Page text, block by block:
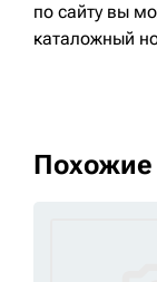
по сайту вы
каталожный
Похожие